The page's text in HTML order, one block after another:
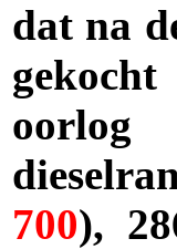
dat na
700),